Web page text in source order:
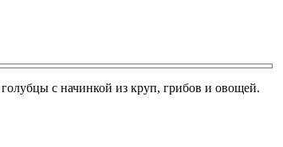
с начинкой из круп, грибов и овощей.